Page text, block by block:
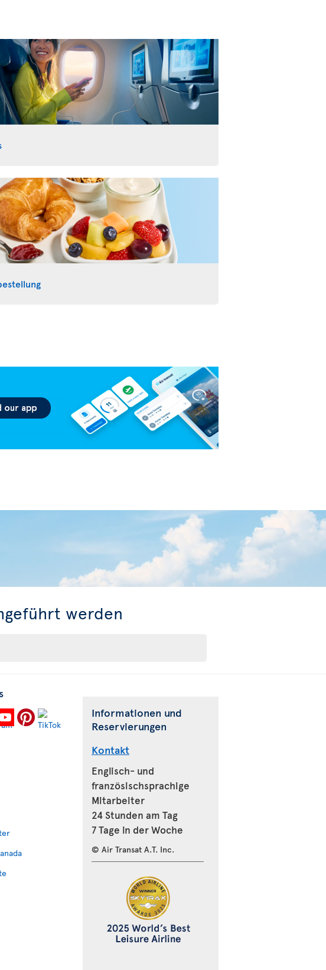
werden
Informationen und
Reservierungen
Kontakt
Englisch- und
französischsprachige
Mitarbeiter
24 Stunden am Tag
7 Tage in der Woche
© Air Transat A.T. Inc.